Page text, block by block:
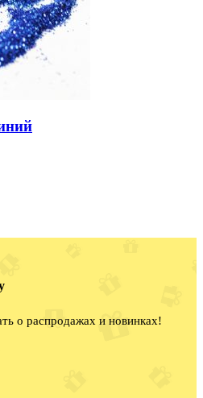
о распродажах и новинках!